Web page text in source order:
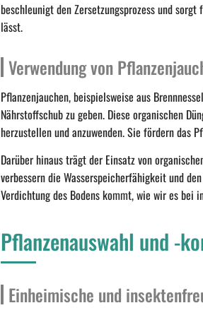
beschleunigt den Zersetzungsprozess und
lässt.
Verwendung von
Pflanzenjauchen, beispielsweise aus
Nährstoffschub zu geben. Diese organischen
herzustellen und anzuwenden. Sie fördern das
Darüber hinaus trägt der Einsatz von
verbessern die Wasserspeicherfähigkeit und
Verdichtung des Bodens kommt, wie wir es bei
Pflanzenauswahl und -
Einheimische und